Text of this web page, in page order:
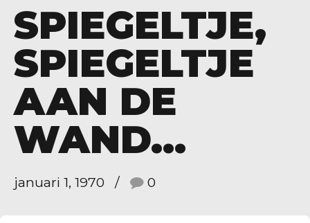
SPIEGELTJE,
SPIEGELTJE
AAN DE
WAND…
januari 1, 1970 0